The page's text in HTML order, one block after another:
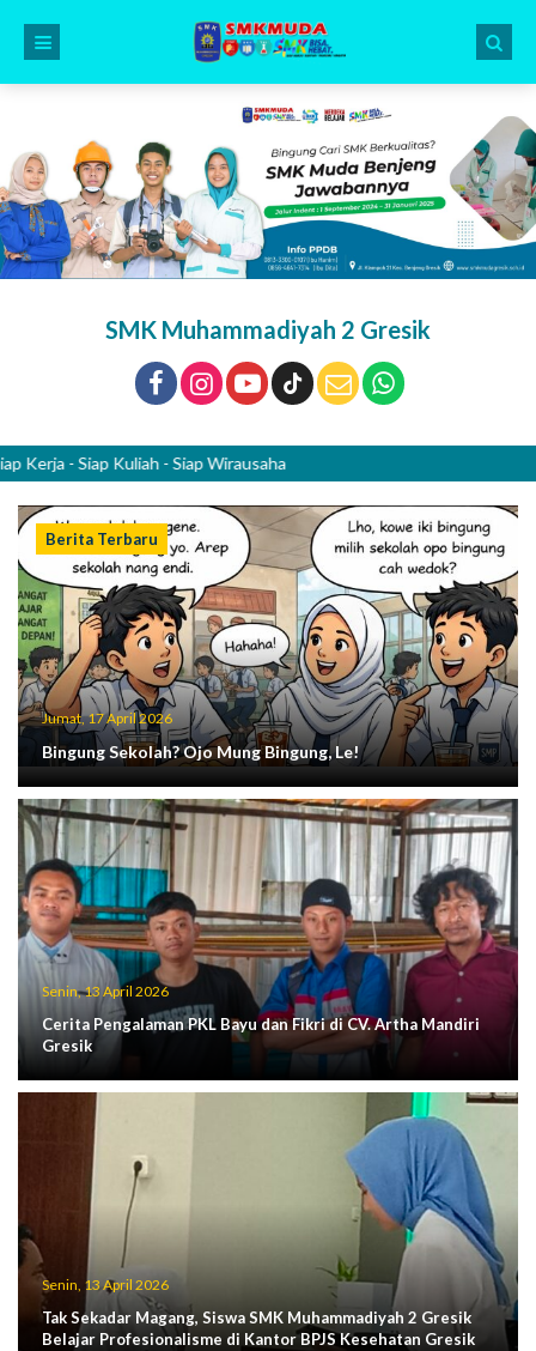
SMK Muhammadiyah 2 Gresik
- Siap Kuliah - Siap Wirausaha
Berita Terbaru
Jumat, 17 April 2026
Bingung Sekolah? Ojo Mung Bingung, Le!
Senin, 13 April 2026
Cerita Pengalaman PKL Bayu dan Fikri di CV. Artha Mandiri
Gresik
Senin, 13 April 2026
Tak Sekadar Magang, Siswa SMK Muhammadiyah 2 Gresik
Belajar Profesionalisme di Kantor BPJS Kesehatan Gresik